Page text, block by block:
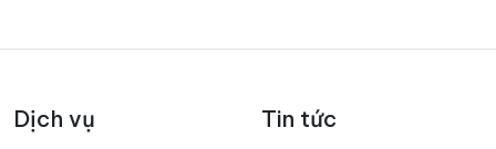
Dịch vụ Tin tức